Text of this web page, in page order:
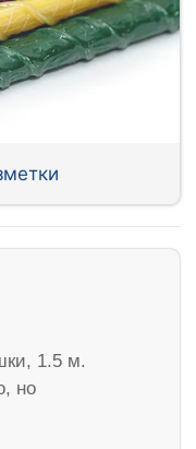
1.5 м.
но